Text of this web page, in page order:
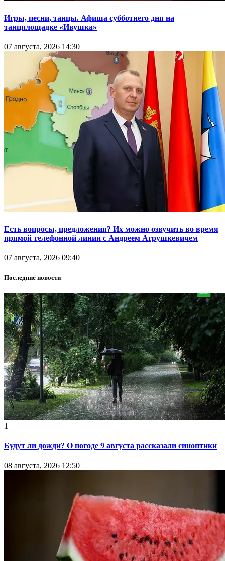
Игры, песни, танцы. Афиша субботнего дня на
танцплощадке «Ивушка»
07 августа, 2026 14:30
Есть вопросы, предложения? Их можно озвучить во время
прямой телефонной линии с Андреем Атрушкевичем
07 августа, 2026 09:40
Последние новости
1
Будут ли дожди? О погоде 9 августа рассказали синоптики
08 августа, 2026 12:50